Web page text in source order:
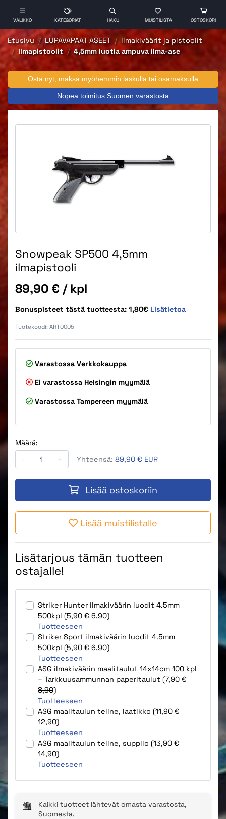
VALIKKO KATEGORIAT HAKU MUISTILISTA OSTOSKORI
Etusivu LUPAVAPAAT ASEET
Ilmakiväärit ja pistoolit
Ilmapistoolit
4,5mm luotia ampuva ilma-ase
Osta nyt, maksa myöhemmin laskulla tai osamaksulla
Nopea toimitus Suomen varastosta
Snowpeak SP500 4,5mm
ilmapistooli
Hinta
89,90 € / kpl
Bonuspisteet tästä tuotteesta: 1,80€ Lisätietoa
Tuotekoodi: ART0005
Varastossa Verkkokauppa
Ei varastossa Helsingin myymälä
Varastossa Tampereen myymälä
Määrä:
-
+ Yhteensä: 89,90 € EUR
Lisää ostoskoriin
Lisää muistilistalle
Lisätarjous tämän tuotteen
ostajalle!
Striker Hunter ilmakiväärin luodit 4.5mm
500kpl (5,90 € 6,90)
Tuotteeseen
Striker Sport ilmakiväärin luodit 4.5mm
500kpl (5,90 € 6,90)
Tuotteeseen
ASG ilmakiväärin maalitaulut 14x14cm 100 kpl
– Tarkkuusammunnan paperitaulut (7,90 €
8,90)
Tuotteeseen
ASG maalitaulun teline, laatikko (11,90 €
12,90)
Tuotteeseen
ASG maalitaulun teline, suppilo (13,90 €
14,90)
Tuotteeseen
Kaikki tuotteet lähtevät omasta varastosta,
Suomesta.